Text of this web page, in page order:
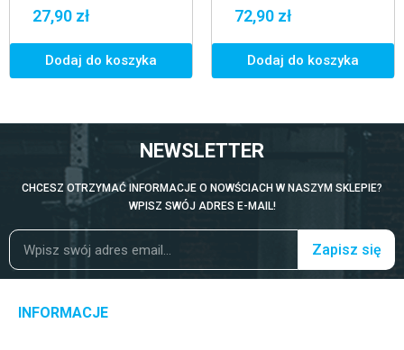
27,90 zł
Dodaj do koszyka
72,90 zł
Dodaj do koszyka
NEWSLETTER
CHCESZ OTRZYMAĆ INFORMACJE O NOWŚCIACH W NASZYM SKLEPIE?
WPISZ SWÓJ ADRES E-MAIL!
Zapisz się
INFORMACJE